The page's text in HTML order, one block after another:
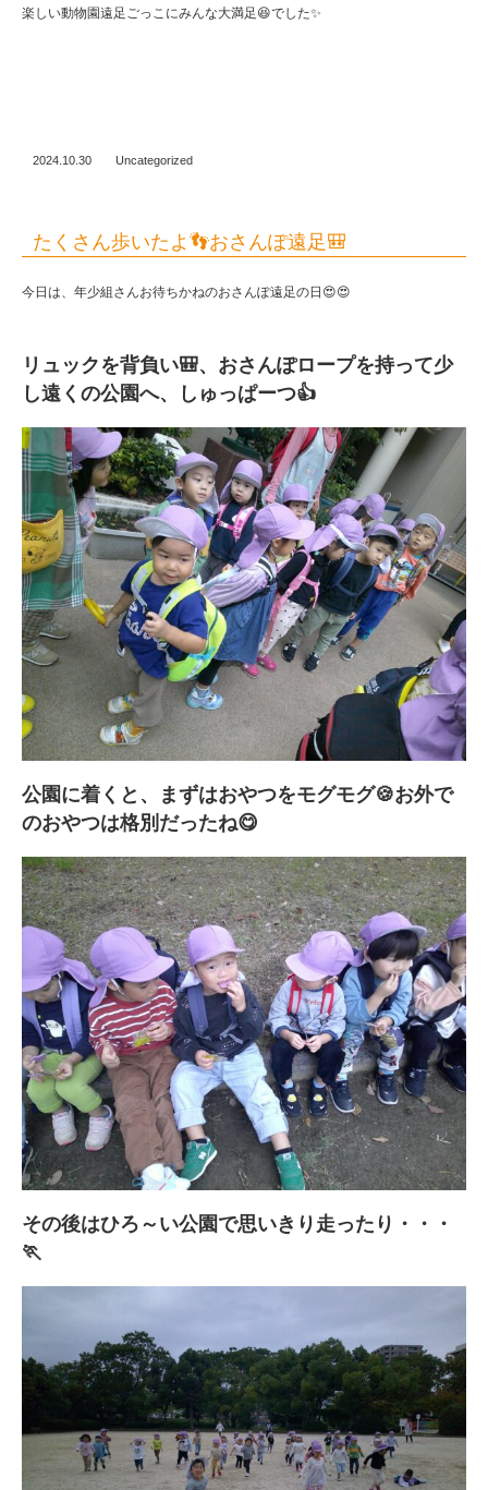
楽しい動物園遠足ごっこにみんな大満足😆でした✨
2024.10.30 Uncategorized
たくさん歩いたよ👣おさんぽ遠足🎒
今日は、年少組さんお待ちかねのおさんぽ遠足の日😍😍
リュックを背負い🎒、おさんぽロープを持って少
し遠くの公園へ、しゅっぱーつ👍
公園に着くと、まずはおやつをモグモグ🍪お外で
のおやつは格別だったね😋
その後はひろ～い公園で思いきり走ったり・・・
🏃